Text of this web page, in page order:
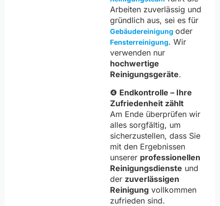
Arbeiten zuverlässig und
gründlich aus, sei es für
Gebäudereinigung oder
Fensterreinigung. Wir
verwenden nur
hochwertige
Reinigungsgeräte.
❹ Endkontrolle – Ihre
Zufriedenheit zählt
Am Ende überprüfen wir
alles sorgfältig, um
sicherzustellen, dass Sie
mit den Ergebnissen
unserer professionellen
Reinigungsdienste und
der zuverlässigen
Reinigung vollkommen
zufrieden sind.